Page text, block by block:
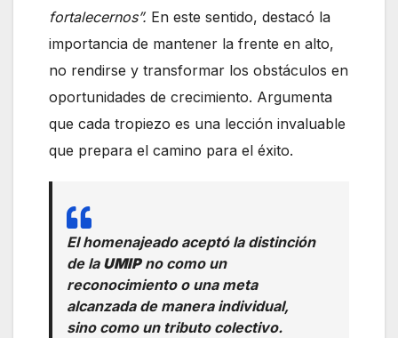
fortalecernos”. En este sentido, destacó la
importancia de mantener la frente en alto,
no rendirse y transformar los obstáculos en
oportunidades de crecimiento. Argumenta
que cada tropiezo es una lección invaluable
que prepara el camino para el éxito.
El homenajeado aceptó la distinción
de la UMIPno como un
reconocimiento o una meta
alcanzada de manera individual,
sino como un tributo colectivo.